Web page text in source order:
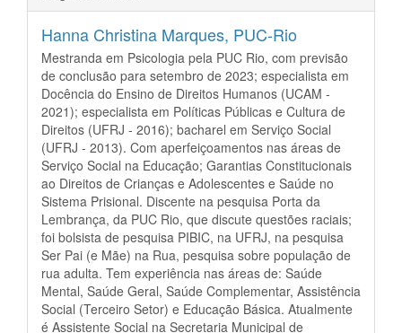
Hanna Christina Marques, PUC-Rio
Mestranda em Psicologia pela PUC Rio, com previsão
de conclusão para setembro de 2023; especialista em
Docência do Ensino de Direitos Humanos (UCAM -
2021); especialista em Políticas Públicas e Cultura de
Direitos (UFRJ - 2016); bacharel em Serviço Social
(UFRJ - 2013). Com aperfeiçoamentos nas áreas de
Serviço Social na Educação; Garantias Constitucionais
ao Direitos de Crianças e Adolescentes e Saúde no
Sistema Prisional. Discente na pesquisa Porta da
Lembrança, da PUC Rio, que discute questões raciais;
foi bolsista de pesquisa PIBIC, na UFRJ, na pesquisa
Ser Pai (e Mãe) na Rua, pesquisa sobre população de
rua adulta. Tem experiência nas áreas de: Saúde
Mental, Saúde Geral, Saúde Complementar, Assistência
Social (Terceiro Setor) e Educação Básica. Atualmente
é Assistente Social na Secretaria Municipal de